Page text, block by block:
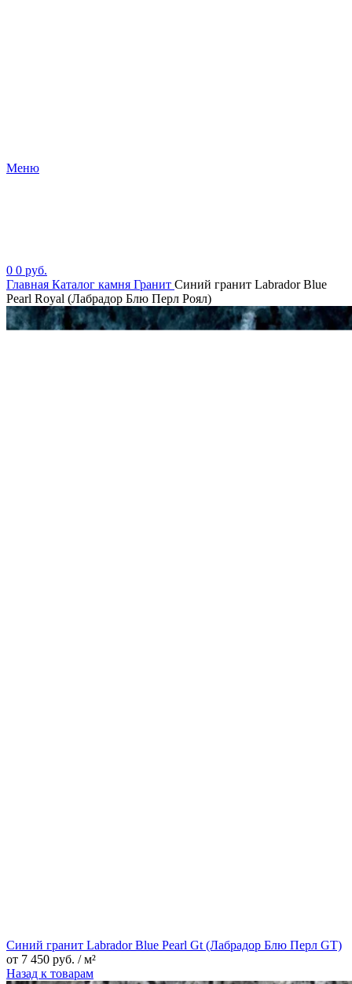
Меню
0 0 руб.
Главная Каталог камня Гранит Синий гранит Labrador Blue
Pearl Royal (Лабрадор Блю Перл Роял)
Синий гранит Labrador Blue Pearl Gt (Лабрадор Блю Перл GT)
от 7 450 руб. / м²
Назад к товарам